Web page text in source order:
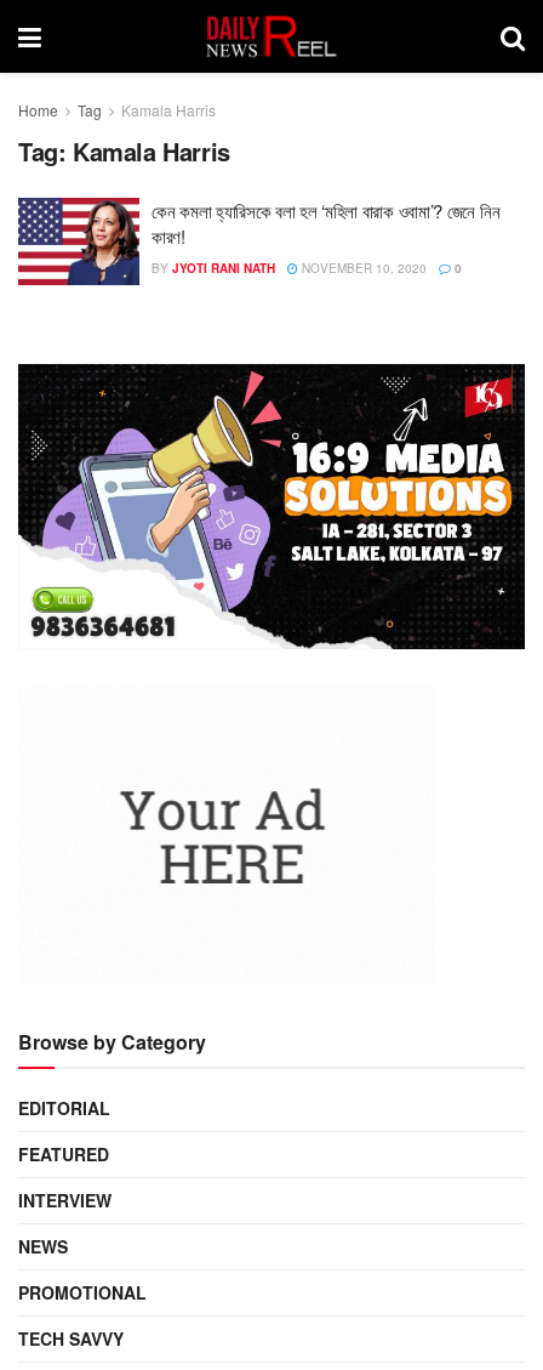
Home Tag Kamala Harris
Tag: Kamala Harris
কেন কমলা হ্যারিসকে বলা হল ‘মহিলা বারাক ওবামা’? জেনে নিন
কারণ!
BY JYOTI RANI NATH NOVEMBER 10, 2020 0
Browse by Category
EDITORIAL
FEATURED
INTERVIEW
NEWS
PROMOTIONAL
TECH SAVVY